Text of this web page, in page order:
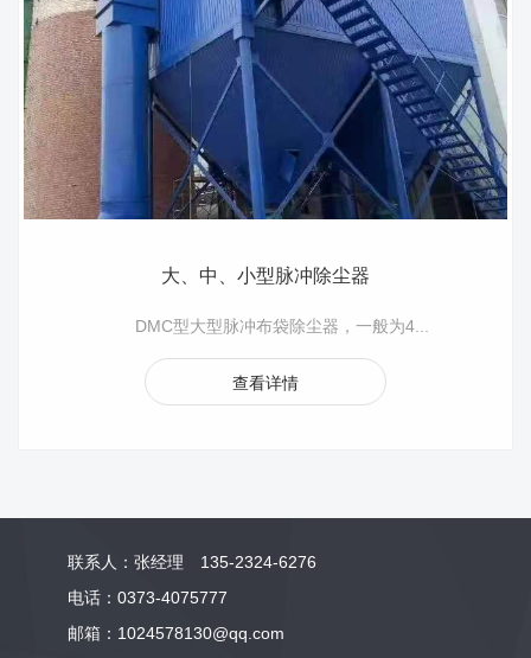
大、中、小型脉冲除尘器
DMC型大型脉冲布袋除尘器，一般为4...
查看详情
联系人：张经理 135-2324-6276
电话：0373-4075777
邮箱：1024578130@qq.com